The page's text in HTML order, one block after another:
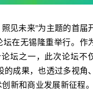
见未来”为主题的首届
在无锡隆重举行。作
坛之一，此次论坛不
成果，也透过多视角
新和商业发展新征程